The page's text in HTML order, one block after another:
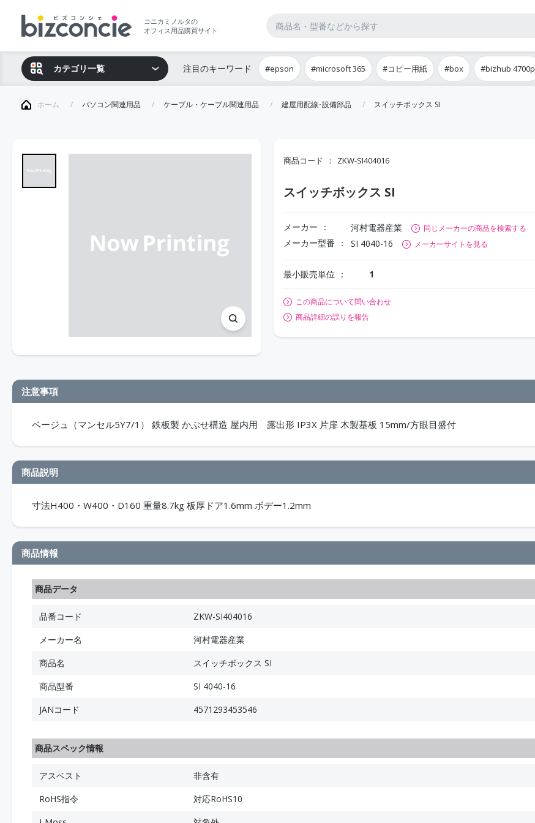
コニカミノルタの
オフィス用品購買サイト
カテゴリ一覧 注目のキーワード #epson #microsoft 365 #コピー用紙 #box #bizhub 4700p
ホーム パソコン関連用品 ケーブル・ケーブル関連用品 建屋用配線･設備部品 スイッチボックス SI
商品コード ZKW-SI404016
スイッチボックス SI
メーカー 河村電器産業 同じメーカーの商品を検索する
メーカー型番 SI 4040-16 メーカーサイトを見る
最小販売単位 1
この商品について問い合わせ
商品詳細の誤りを報告
注意事項
ベージュ（マンセル5Y7/1） 鉄板製 かぶせ構造 屋内用 露出形 IP3X 片扉 木製基板 15mm/方眼目盛付
商品説明
寸法H400・W400・D160 重量8.7kg 板厚ドア1.6mm ボデー1.2mm
商品情報
商品データ
品番コード
ZKW-SI404016
メーカー名
河村電器産業
商品名
スイッチボックス SI
商品型番
SI 4040-16
JANコード
4571293453546
商品スペック情報
アスベスト
非含有
RoHS指令
対応RoHS10